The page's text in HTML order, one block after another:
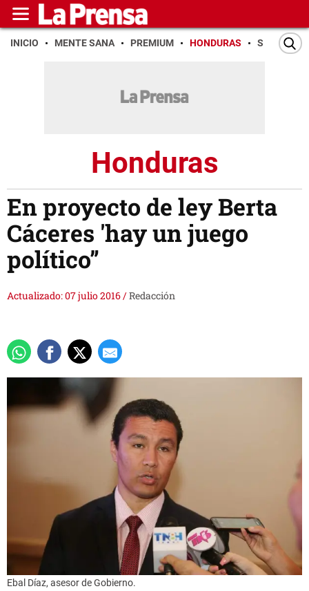
INICIO MENTE SANA PREMIUM HONDURAS SAN PEDRO
Honduras
En proyecto de ley Berta
Cáceres 'hay un juego
político”
Actualizado: 07 julio 2016/Redacción
Ebal Díaz, asesor de Gobierno.